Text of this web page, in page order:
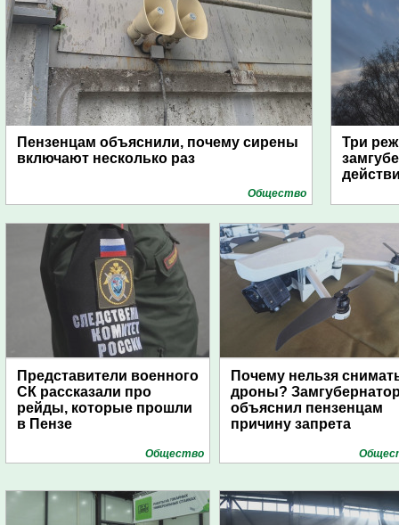
Пензенцам объяснили, почему сирены
включают несколько раз
Общество
Три
Представители военного
СК рассказали про
рейды, которые прошли
в Пензе
Общество
Почему нельзя
дроны?
объяснил пензенцам
причину запрета